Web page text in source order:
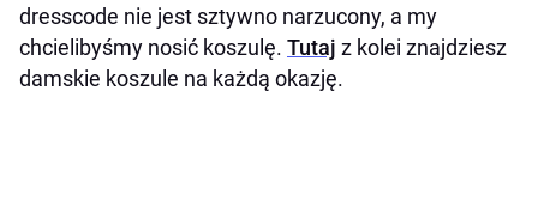
dresscode nie jest sztywno narzucony, a my
chcielibyśmy nosić koszulę. Tutaj z kolei znajdziesz
damskie koszule na każdą okazję.